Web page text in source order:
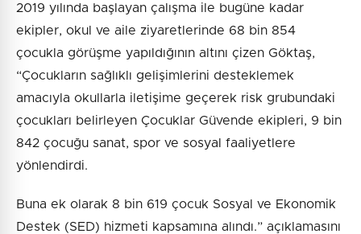
2019 yılında başlayan çalışma ile bugüne kadar
ekipler, okul ve aile ziyaretlerinde 68 bin 854
çocukla görüşme yapıldığının altını çizen Göktaş,
“Çocukların sağlıklı gelişimlerini desteklemek
amacıyla okullarla iletişime geçerek risk grubundaki
çocukları belirleyen Çocuklar Güvende ekipleri, 9 bin
842 çocuğu sanat, spor ve sosyal faaliyetlere
yönlendirdi.
Buna ek olarak 8 bin 619 çocuk Sosyal ve Ekonomik
Destek (SED) hizmeti kapsamına alındı.” açıklamasını